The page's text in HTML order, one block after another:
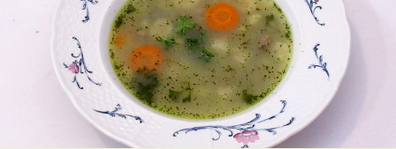
Články
TV Program
Škola vaření